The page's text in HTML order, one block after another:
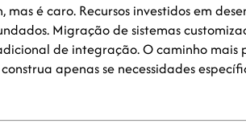
mas é caro. Recursos investidos em
Migração de sistemas
de integração. O caminho mais
apenas se necessidades